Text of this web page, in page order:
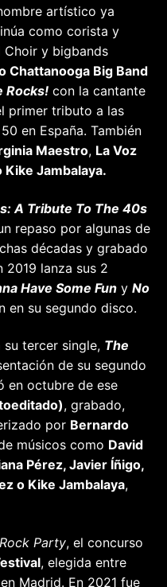
artístico ya
como corista y
Choir y bigbands
Chattanooga Big Band
Rocks! con la cantante
primer tributo a las
en España. También
Maestro, La Voz
Kike Jambalaya.
A Tribute To The 40s
repaso por algunas de
décadas y grabado
2019 lanza sus 2
Have Some Fun y No
en su segundo disco.
tercer single, The
de su segundo
en octubre de ese
, grabado,
por Bernardo
músicos como David
Pérez, Javier Íñigo,
o Kike Jambalaya,
Rock Party, el concurso
, elegida entre
Madrid. En 2021 fue